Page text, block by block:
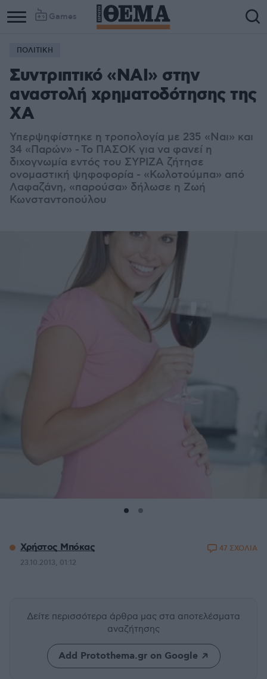
Games
ΠΟΛΙΤΙΚΗ
Συντριπτικό «ΝΑΙ» στην
αναστολή χρηματοδότησης της
ΧΑ
Υπερψηφίστηκε η τροπολογία με 235 «Ναι» και
34 «Παρών» - Το ΠΑΣΟΚ για να φανεί η
διχογνωμία εντός του ΣΥΡΙΖΑ ζήτησε
ονομαστική ψηφοφορία - «Κωλοτούμπα» από
Λαφαζάνη, «παρούσα» δήλωσε η Ζωή
Κωνσταντοπούλου
Χρήστος Μπόκας
23.10.2013, 01:12
47 ΣΧΟΛΙΑ
Δείτε περισσότερα άρθρα μας στα αποτελέσματα
αναζήτησης
Add Protothema.gr on Google